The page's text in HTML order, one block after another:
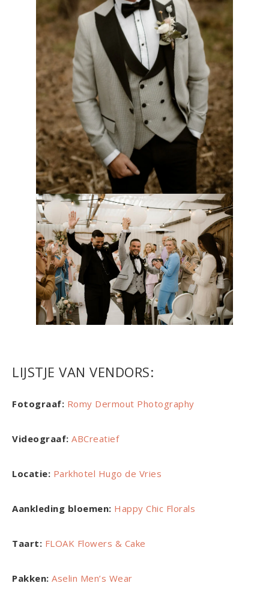
LIJSTJE VAN VENDORS:
Fotograaf: Romy Dermout Photography
Videograaf: ABCreatief
Locatie: Parkhotel Hugo de Vries
Aankleding bloemen: Happy Chic Florals
Taart: FLOAK Flowers & Cake
Pakken: Aselin Men’s Wear